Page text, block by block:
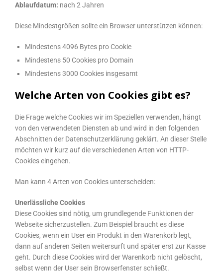
Ablaufdatum: nach 2 Jahren
Diese Mindestgrößen sollte ein Browser unterstützen können:
Mindestens 4096 Bytes pro Cookie
Mindestens 50 Cookies pro Domain
Mindestens 3000 Cookies insgesamt
Welche Arten von Cookies gibt es?
Die Frage welche Cookies wir im Speziellen verwenden, hängt
von den verwendeten Diensten ab und wird in den folgenden
Abschnitten der Datenschutzerklärung geklärt. An dieser Stelle
möchten wir kurz auf die verschiedenen Arten von HTTP-
Cookies eingehen.
Man kann 4 Arten von Cookies unterscheiden:
Unerlässliche Cookies
Diese Cookies sind nötig, um grundlegende Funktionen der
Webseite sicherzustellen. Zum Beispiel braucht es diese
Cookies, wenn ein User ein Produkt in den Warenkorb legt,
dann auf anderen Seiten weitersurft und später erst zur Kasse
geht. Durch diese Cookies wird der Warenkorb nicht gelöscht,
selbst wenn der User sein Browserfenster schließt.